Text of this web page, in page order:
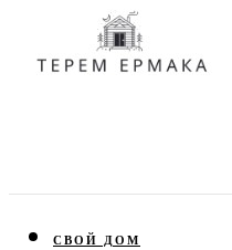
СВОЙ ДОМ